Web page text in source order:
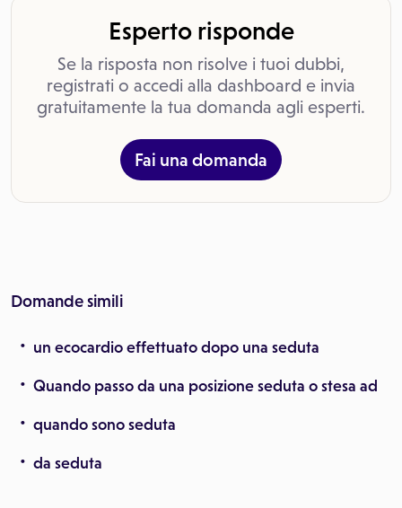
Esperto risponde
Se la risposta non risolve i tuoi dubbi,
registrati o accedi alla dashboard e invia
gratuitamente la tua domanda agli esperti.
Fai una domanda
Domande simili
un ecocardio effettuato dopo una seduta
Quando passo da una posizione seduta o stesa ad
quando sono seduta
da seduta